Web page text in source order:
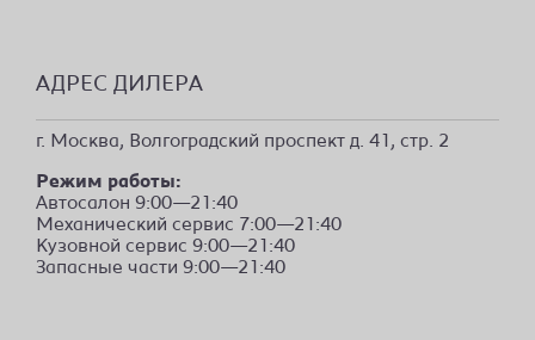
АДРЕС ДИЛЕРА
г. Москва, Волгоградский проспект д. 41, стр. 2
Режим работы:
Автосалон 9:00—21:40
Механический сервис 7:00—21:40
Кузовной сервис 9:00—21:40
Запасные части 9:00—21:40